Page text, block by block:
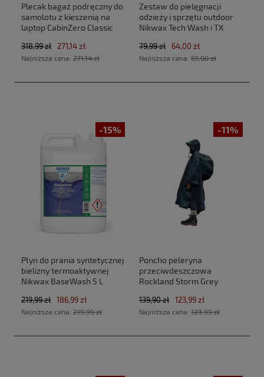
Plecak bagaż podręczny do
samolotu z kieszenią na
laptop CabinZero Classic
(40x30x20cm Ryanair, Wizz
Air)
318,99 zł 271,14 zł
Najniższa cena: 271,14 zł
Zestaw do pielęgnacji
odzieży i sprzętu outdoor
Nikwax Tech Wash i TX
79,99 zł 64,00 zł
Najniższa cena: 59,00 zł
-15%
Płyn do prania syntetycznej
bielizny termoaktywnej
Nikwax BaseWash 5 L
219,99 zł 186,99 zł
Najniższa cena: 219,99 zł
-11%
Poncho peleryna
przeciwdeszczowa
Rockland Storm Grey
139,90 zł 123,99 zł
Najniższa cena: 123,99 zł